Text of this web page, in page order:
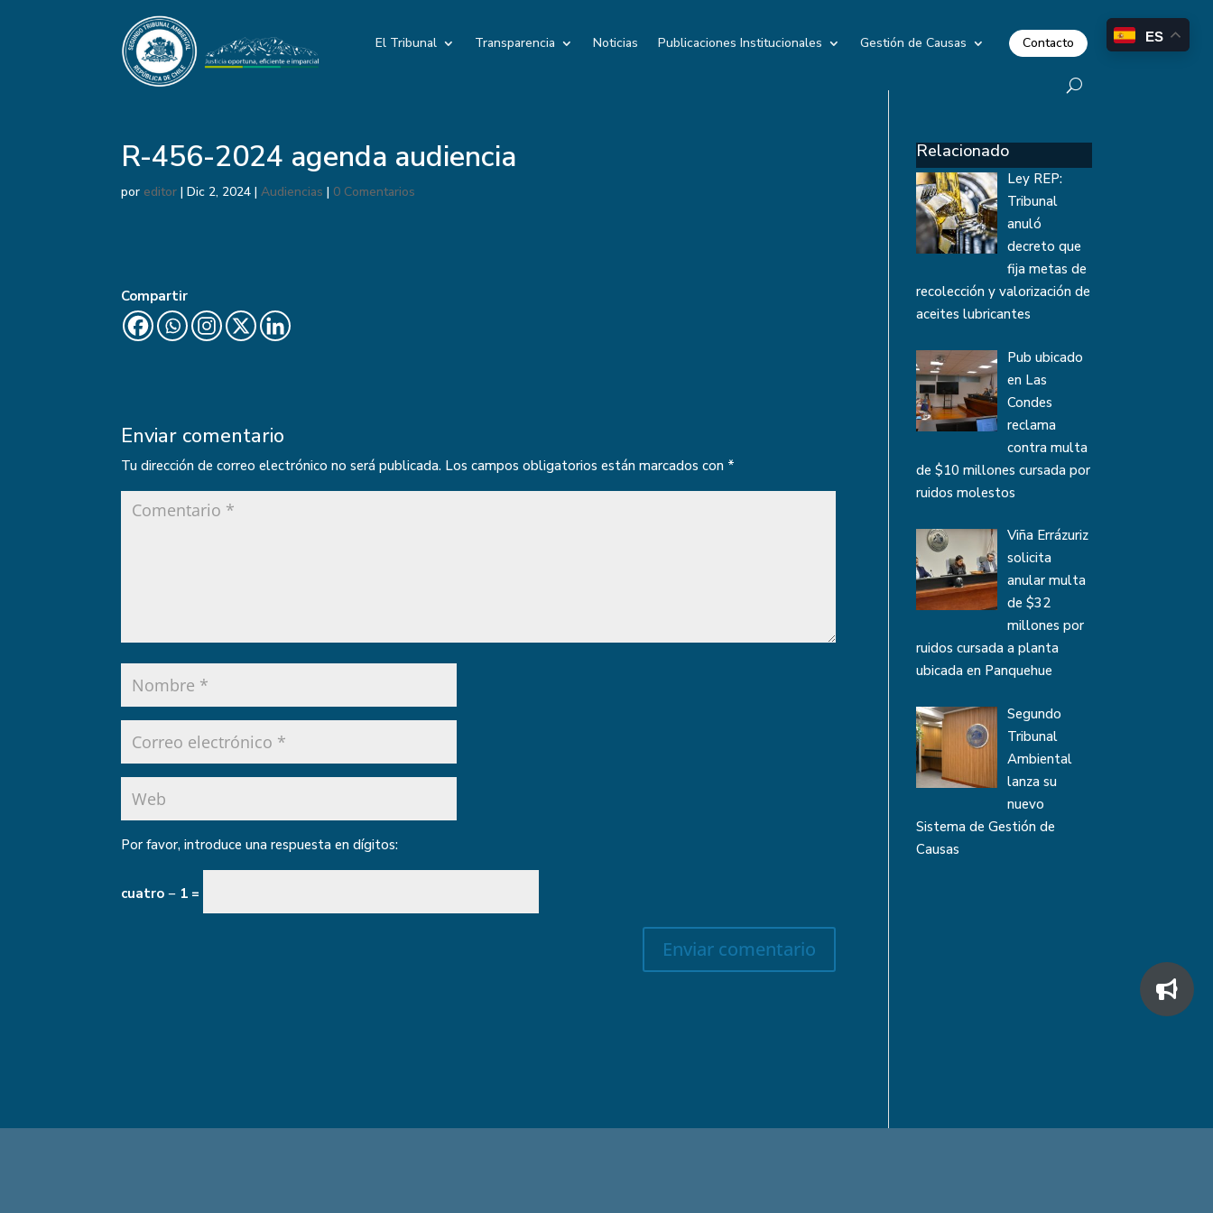
El Tribunal Transparencia Noticias Publicaciones Institucionales Gestión de Causas Contacto
R-456-2024 agenda audiencia
por editor |Dic 2, 2024 |Audiencias | 0 Comentarios
Compartir
Enviar comentario
Tu dirección de correo electrónico no será publicada. Los campos obligatorios están marcados con *
Por favor, introduce una respuesta en dígitos:
cuatro − 1 =
Relacionado
Ley REP:
Tribunal
anuló
decreto que
fija metas de
recolección y valorización de
aceites lubricantes
Pub ubicado
en Las
Condes
reclama
contra multa
de $10 millones cursada por
ruidos molestos
Viña Errázuriz
solicita
anular multa
de $32
millones por
ruidos cursada a planta
ubicada en Panquehue
Segundo
Tribunal
Ambiental
lanza su
nuevo
Sistema de Gestión de
Causas
ES